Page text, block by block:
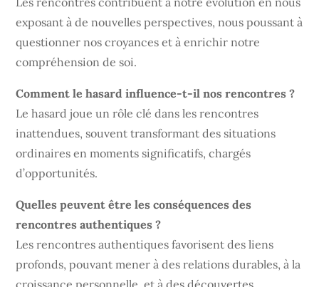
exposant à de nouvelles perspectives, nous poussant à
questionner nos croyances et à enrichir notre
compréhension de soi.
Comment le hasard influence-t-il nos rencontres ?
Le hasard joue un rôle clé dans les rencontres
inattendues, souvent transformant des situations
ordinaires en moments significatifs, chargés
d’opportunités.
Quelles peuvent être les conséquences des
rencontres authentiques ?
Les rencontres authentiques favorisent des liens
profonds, pouvant mener à des relations durables, à la
croissance personnelle, et à des découvertes